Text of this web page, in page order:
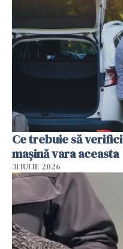
Ce trebuie să
mașină vara aceasta
31 IULIE 2026